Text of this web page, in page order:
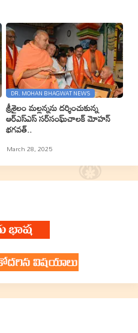
DR. MOHAN BHAGWAT NEWS
శ్రీశైలం మల్లన్నను దర్శించుకున్న
ఆర్ఎస్ఎస్ సర్‌సంఘ్‌చాలక్ మోహన్
భగవత్..
March 28, 2025